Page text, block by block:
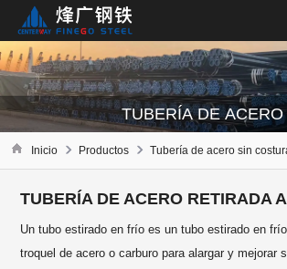
TUBERÍA DE
Inicio Productos Tubería de acero sin
TUBERÍA DE ACERO RETIRADA
Un tubo estirado en frío es un tubo estirado en
troquel de acero o carburo para alargar y mejorar